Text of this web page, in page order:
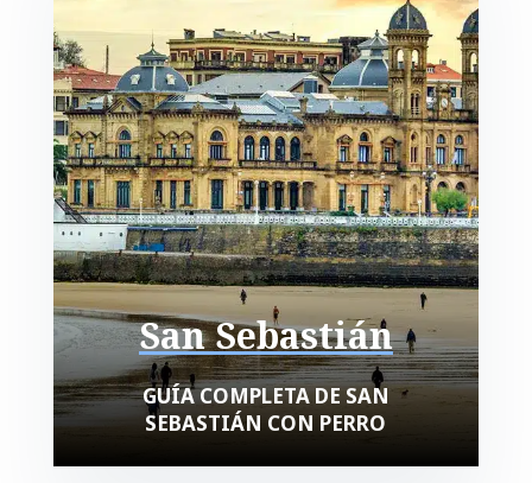
San Sebastián
GUÍA COMPLETA DE SAN
SEBASTIÁN CON PERRO